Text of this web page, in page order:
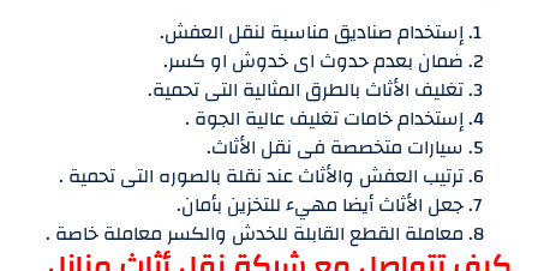
إستخدام صناديق مناسبة لنقل العفش.
ضمان بعدم حدوث اى خدوش او كسر.
تغليف الأثاث بالطرق المثالية التى تحمية.
إستخدام خامات تغليف عالية الجوة .
سيارات متخصصة فى نقل الأثاث.
ترتيب العفش والأثاث عند نقلة بالصوره التى تحمية .
جعل الأثاث أيضا مهيء للتخزين بأمان.
معاملة القطع القابلة للخدش والكسر معاملة خاصة .